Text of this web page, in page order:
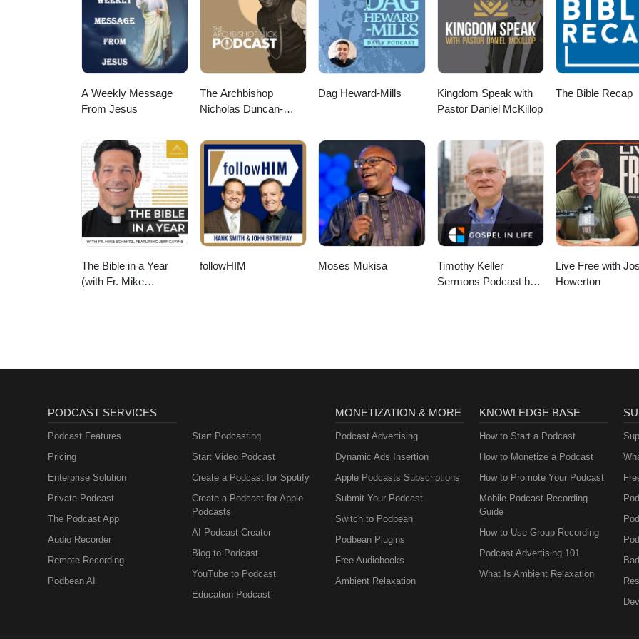
A Weekly Message
From Jesus
The Archbishop
Nicholas Duncan-
Dag Heward-Mills
Kingdom Speak with
Pastor Daniel McKillop
The Bible Recap
The Bible in a Year
(with Fr. Mike
followHIM Moses Mukisa
Timothy Keller
Sermons Podcast by
Live Free with
Howerton
PODCAST SERVICES
Podcast Features
Pricing
Enterprise Solution
Private Podcast
The Podcast App
Audio Recorder
Remote Recording
Podbean AI
Start Podcasting
Start Video Podcast
Create a Podcast for Spotify
Create a Podcast for Apple
Podcasts
AI Podcast Creator
Blog to Podcast
YouTube to Podcast
Education Podcast
MONETIZATION & MORE
Podcast Advertising
Dynamic Ads Insertion
Apple Podcasts Subscriptions
Submit Your Podcast
Switch to Podbean
Podbean Plugins
Free Audiobooks
Ambient Relaxation
KNOWLEDGE BASE
How to Start a Podcast
How to Monetize a Podcast
How to Promote Your Podcast
Mobile Podcast Recording
Guide
How to Use Group Recording
Podcast Advertising 101
What Is Ambient Relaxation